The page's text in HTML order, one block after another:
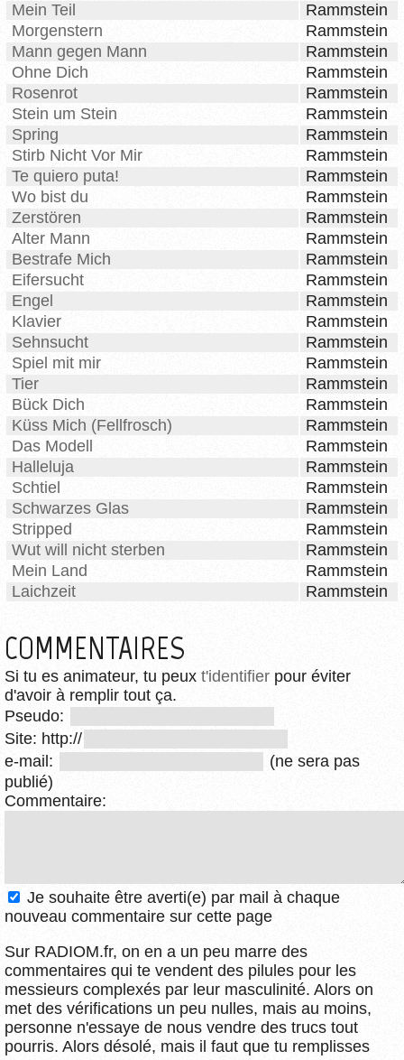
Mein Teil
Rammstein
Morgenstern
Rammstein
Mann gegen Mann
Rammstein
Ohne Dich
Rammstein
Rosenrot
Rammstein
Stein um Stein
Rammstein
Spring
Rammstein
Stirb Nicht Vor Mir
Rammstein
Te quiero puta!
Rammstein
Wo bist du
Rammstein
Zerstören
Rammstein
Alter Mann
Rammstein
Bestrafe Mich
Rammstein
Eifersucht
Rammstein
Engel
Rammstein
Klavier
Rammstein
Sehnsucht
Rammstein
Spiel mit mir
Rammstein
Tier
Rammstein
Bück Dich
Rammstein
Küss Mich (Fellfrosch)
Rammstein
Das Modell
Rammstein
Halleluja
Rammstein
Schtiel
Rammstein
Schwarzes Glas
Rammstein
Stripped
Rammstein
Wut will nicht sterben
Rammstein
Mein Land
Rammstein
Laichzeit
Rammstein
COMMENTAIRES
Si tu es animateur, tu peux t'identifier pour éviter
d'avoir à remplir tout ça.
Pseudo:
Site: http://
e-mail:
(ne sera pas
publié)
Commentaire:
Je souhaite être averti(e) par mail à chaque
nouveau commentaire sur cette page
Sur RADIOM.fr, on en a un peu marre des
commentaires qui te vendent des pilules pour les
messieurs complexés par leur masculinité. Alors on
met des vérifications un peu nulles, mais au moins,
personne n'essaye de nous vendre des trucs tout
pourris. Alors désolé, mais il faut que tu remplisses